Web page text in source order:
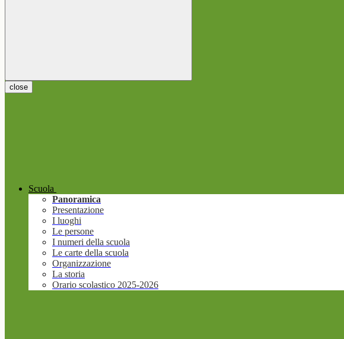
close
Scuola
Panoramica
Presentazione
I luoghi
Le persone
I numeri della scuola
Le carte della scuola
Organizzazione
La storia
Orario scolastico 2025-2026